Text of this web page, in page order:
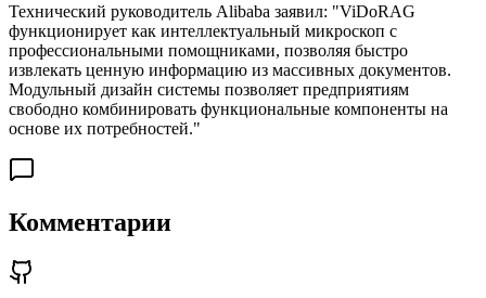
Технический руководитель Alibaba заявил: "ViDoRAG
функционирует как интеллектуальный микроскоп с
профессиональными помощниками, позволяя быстро
извлекать ценную информацию из массивных документов.
Модульный дизайн системы позволяет предприятиям
свободно комбинировать функциональные компоненты на
основе их потребностей."
Комментарии